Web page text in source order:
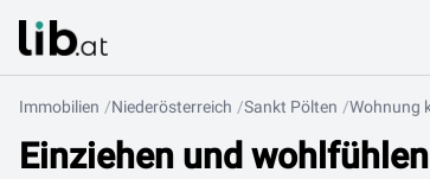
Immobilien Niederösterreich Sankt Pölten Wohnung
Einziehen und